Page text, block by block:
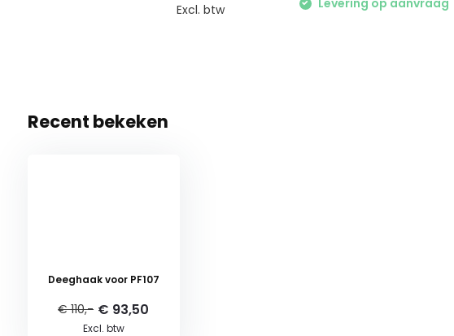
Excl. btw Levering op aanvraag
Recent bekeken
Deeghaak voor PF107
€ 110,- € 93,50
Excl. btw